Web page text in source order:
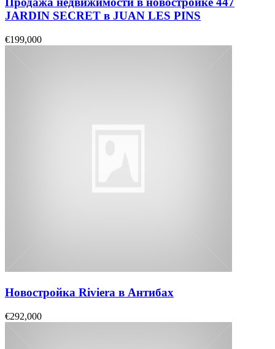
JARDIN SECRET в JUAN LES PINS
€199,000
Новостройка Riviera в Антибах
€292,000